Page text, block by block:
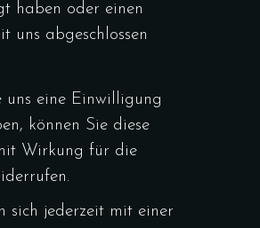
haben oder einen
uns abgeschlossen
uns eine Einwilligung
können Sie diese
Wirkung für die
sich jederzeit mit einer